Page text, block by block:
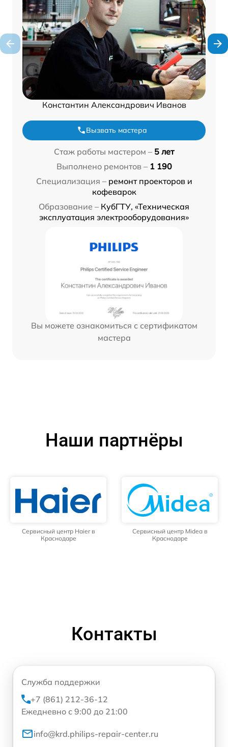
Константин Александрович Иванов
Вызвать мастера
Стаж работы мастером – 5 лет
Выполнено ремонтов – 1 190
Специализация – ремонт проекторов и
кофеварок
Образование – КубГТУ, «Техническая
эксплуатация электрооборудования»
Вы можете ознакомиться с сертификатом
мастера
Наши партнёры
Сервисный центр Haier в
Краснодаре
Сервисный центр Midea в
Краснодаре
Контакты
Служба поддержки
+7 (861) 212-36-12
Ежедневно с 9:00 до 21:00
info@krd.philips-repair-center.ru